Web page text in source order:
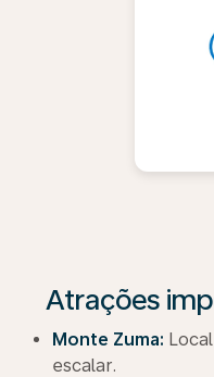
Atrações
Monte Zuma:
escalar.